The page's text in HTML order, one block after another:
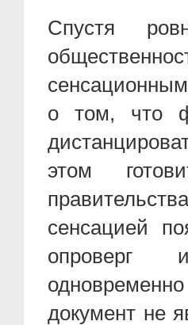
Спустя
о том, что
этом
сенсацией
опроверг
документ не